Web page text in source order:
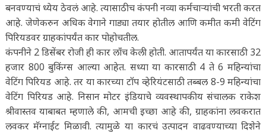
बनवण्याचं ध्येय ठेवलं आहे. त्यासाठीच कंपनी नव्या कर्मचाऱ्यांची भरती करत
आहे. जेणेकरुन अधिक वेगाने गाड्या तयार होतील आणि कमीत कमी वेटिंग
पिरियडवर ग्राहकांपर्यंत कार पोहोचतील.
कंपनीने 2 डिसेंबर रोजी ही कार लाँच केली होती. आतापर्यंत या कारसाठी 32
हजार 800 बुकिंग्स आल्या आहेत. सध्या या कारसाठी 4 ते 6 महिन्यांचा
वेटिंग पिरियड आहे. तर या कारच्या टॉप व्हेरियंटसाठी तब्बल 8-9 महिन्यांचा
वेटिंग पिरियड आहे. निसान मोटर इंडियाचे व्यवस्थापकीय संचालक राकेश
श्रीवास्तव याबाबत म्हणाले की, आमची इच्छा आहे की, ग्राहकांना लवकरात
लवकर मॅग्नाईट मिळावी. त्यामुळे या कारचं उत्पादन वाढवण्याच्या दिशेने